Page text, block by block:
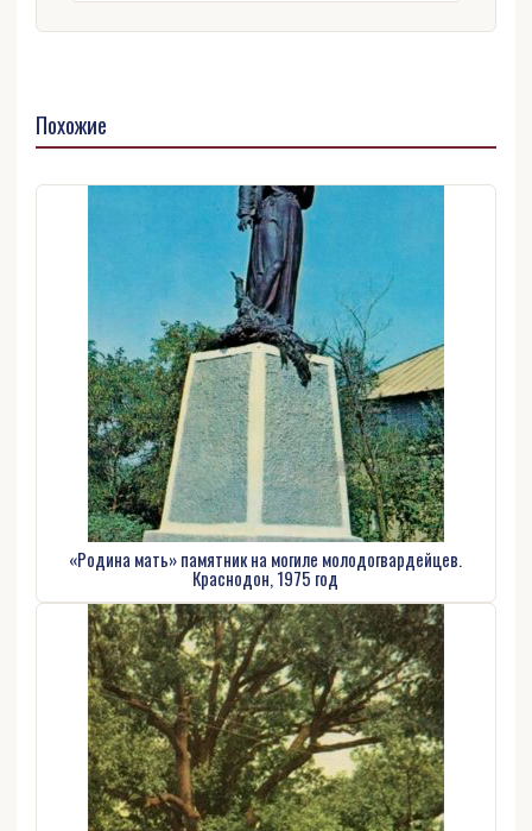
Похожие
«Родина мать» памятник на могиле молодогвардейцев.
Краснодон, 1975 год